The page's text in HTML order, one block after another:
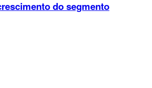
do segmento